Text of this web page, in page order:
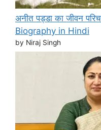
अनीत पड्डा का जीवन
Biography in Hindi
by Niraj Singh